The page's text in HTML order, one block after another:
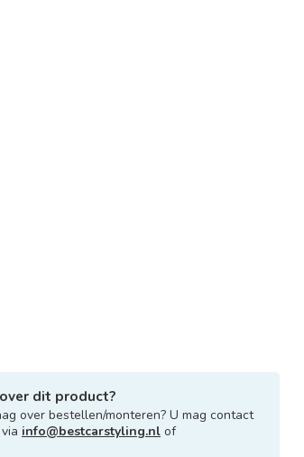
dit product?
over bestellen/monteren? U mag contact
info@bestcarstyling.nl of